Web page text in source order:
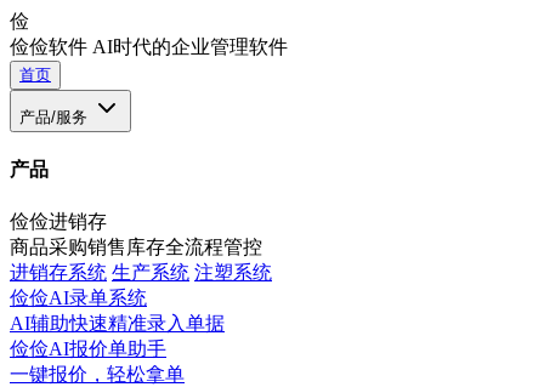
俭
俭俭软件 AI时代的企业管理软件
首页
产品/服务
产品
俭俭进销存
商品采购销售库存全流程管控
进销存系统 生产系统 注塑系统
俭俭AI录单系统
AI辅助快速精准录入单据
俭俭AI报价单助手
一键报价，轻松拿单